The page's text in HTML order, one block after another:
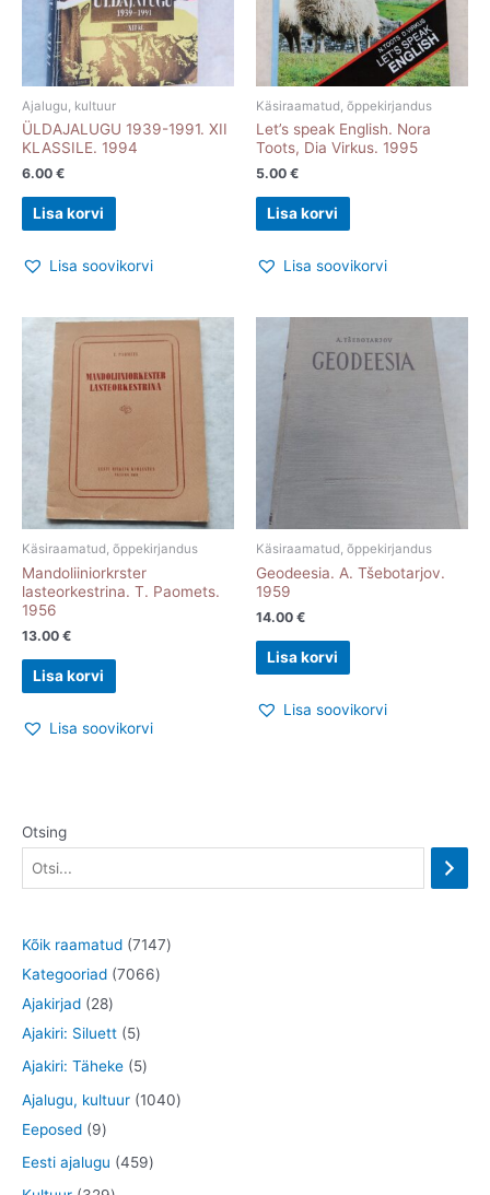
Ajalugu, kultuur
ÜLDAJALUGU 1939-1991. XII
KLASSILE. 1994
6.00 €
Lisa korvi
Lisa soovikorvi
Käsiraamatud, õppekirjandus
Let’s speak English. Nora
Toots, Dia Virkus. 1995
5.00 €
Lisa korvi
Lisa soovikorvi
Käsiraamatud, õppekirjandus
Mandoliiniorkrster
lasteorkestrina. T. Paomets.
1956
13.00 €
Lisa korvi
Lisa soovikorvi
Käsiraamatud, õppekirjandus
Geodeesia. A. Tšebotarjov.
1959
14.00 €
Lisa korvi
Lisa soovikorvi
Otsing
Kõik raamatud 71477
o
Kategooriad 70667
Ajakirjad 282
8
t
Ajakiri: Siluett 55
t
o
Ajakiri: Täheke 55
t
o
Ajalugu, kultuur 10401
Eeposed 99
t
o
Eesti ajalugu 4594